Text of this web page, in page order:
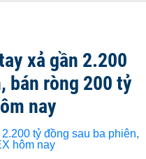
xả gần 2.200
bán ròng 200 tỷ
nay